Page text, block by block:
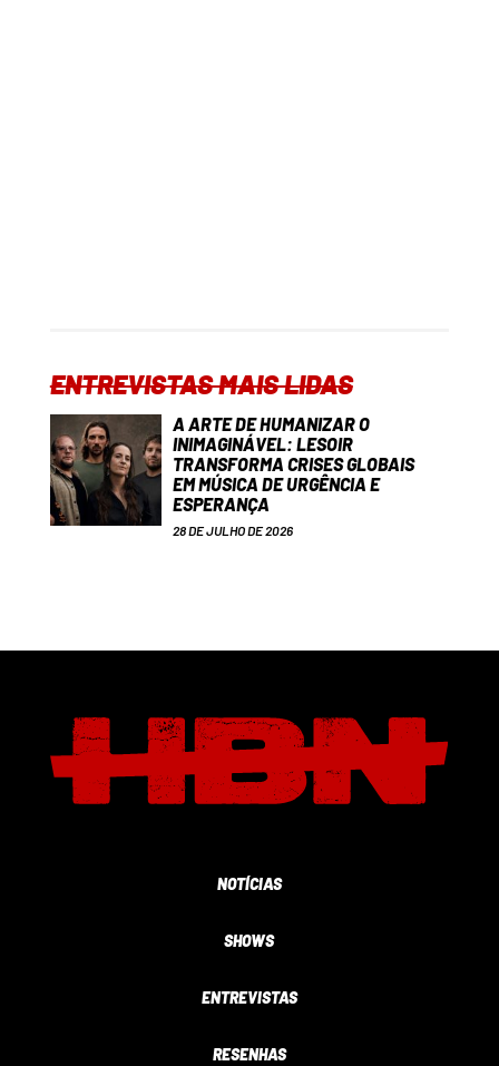
ENTREVISTAS MAIS LIDAS
A ARTE DE HUMANIZAR O
INIMAGINÁVEL: LESOIR
TRANSFORMA CRISES GLOBAIS
EM MÚSICA DE URGÊNCIA E
ESPERANÇA
28 DE JULHO DE 2026
NOTÍCIAS
SHOWS
ENTREVISTAS
RESENHAS